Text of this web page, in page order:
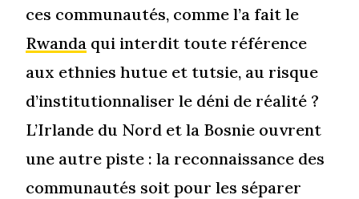
ces communautés, comme l’a fait le
Rwanda qui interdit toute référence
aux ethnies hutue et tutsie, au risque
d’institutionnaliser le déni de réalité ?
L’Irlande du Nord et la Bosnie ouvrent
une autre piste : la reconnaissance des
communautés soit pour les séparer